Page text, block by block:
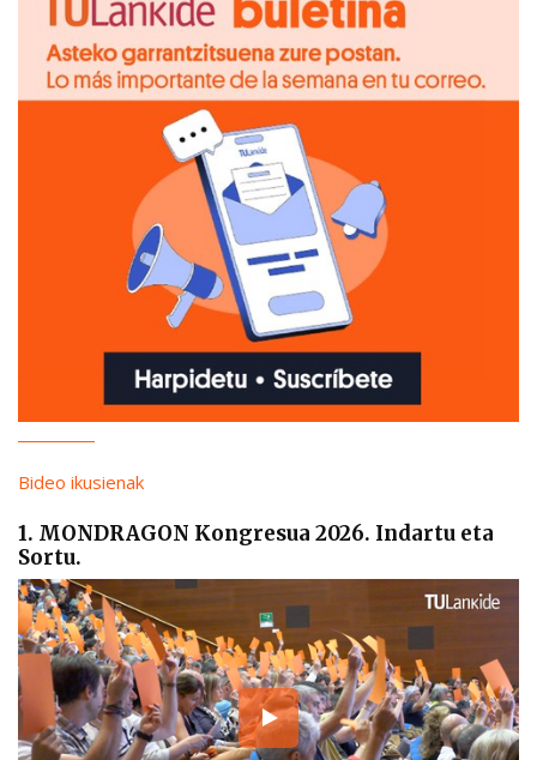
Bideo ikusienak
1. MONDRAGON Kongresua 2026. Indartu eta
Sortu.